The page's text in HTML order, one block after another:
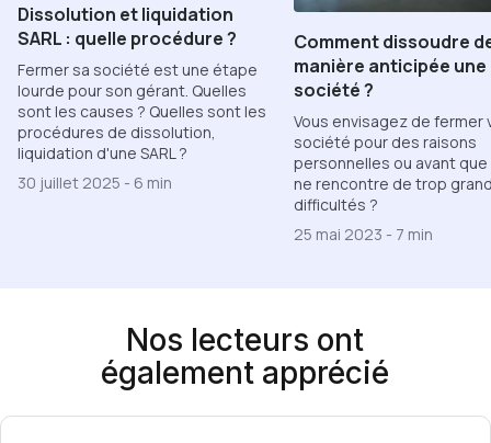
Dissolution et liquidation
SARL : quelle procédure ?
Fermer sa société est une étape
lourde pour son gérant. Quelles
sont les causes ? Quelles sont les
procédures de dissolution,
liquidation d'une SARL ?
30 juillet 2025 - 6 min
Comment dissoudre
manière anticipée une
société ?
Vous envisagez de fermer
société pour des raisons
personnelles ou avant
ne rencontre de trop
difficultés ?
25 mai 2023 - 7 min
Nos lecteurs ont
également apprécié